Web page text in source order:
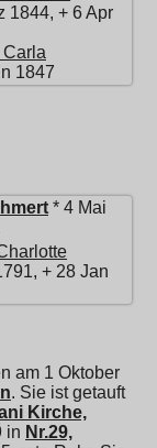
1844, + 6 Apr
1847
* 4 Mai
+ 28 Jan
am 1 Oktober
. Sie ist getauft
Kirche,
in Nr.29,